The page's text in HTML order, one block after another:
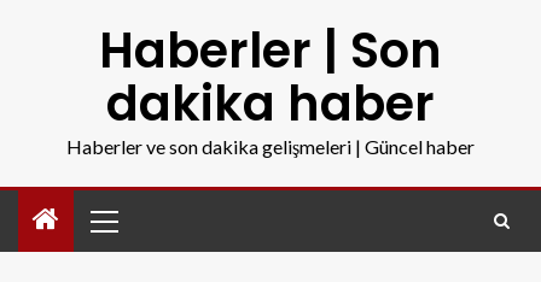
Haberler | Son
dakika haber
Haberler ve son dakika gelişmeleri | Güncel haber